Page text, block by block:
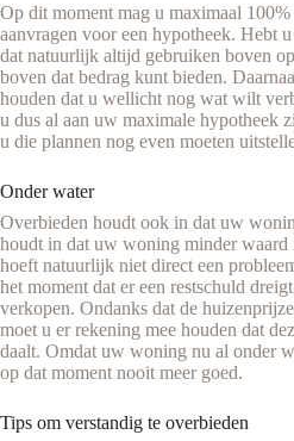
Op dit moment mag u maximaal
aanvragen voor een hypotheek. Hebt
dat natuurlijk altijd gebruiken boven
boven dat bedrag kunt bieden.
houden dat u wellicht nog wat wilt
u dus al aan uw maximale hypotheek
u die plannen nog even moeten
Onder water
Overbieden houdt ook in dat uw
houdt in dat uw woning minder waard
hoeft natuurlijk niet direct een
het moment dat er een restschuld
verkopen. Ondanks dat de
moet u er rekening mee houden dat
daalt. Omdat uw woning nu al onder
op dat moment nooit meer goed.
Tips om verstandig te overbieden